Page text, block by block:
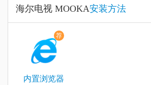
海尔电视 MOOKA安装方法
荐
内置浏览器